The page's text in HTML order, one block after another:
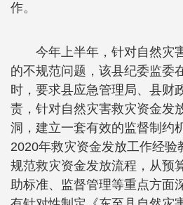
作。
今年上半年，针对自然灾
的不规范问题，该县纪委监委
时，要求县应急管理局、县财
责，针对自然灾害救灾资金发
洞，建立一套有效的监督制约
2020年救灾资金发放工作经验
规范救灾资金发放流程，从预
助标准、监督管理等重点方面